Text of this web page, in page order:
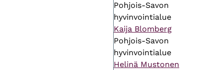
Pohjois-Savon
hyvinvointialue
Kaija Blomberg
Pohjois-Savon
hyvinvointialue
Helinä Mustonen